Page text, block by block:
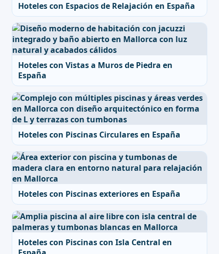
Hoteles con Espacios de Relajación en España
Hoteles con Vistas a Muros de Piedra en
España
Hoteles con Piscinas Circulares en España
Hoteles con Piscinas exteriores en España
Hoteles con Piscinas con Isla Central en